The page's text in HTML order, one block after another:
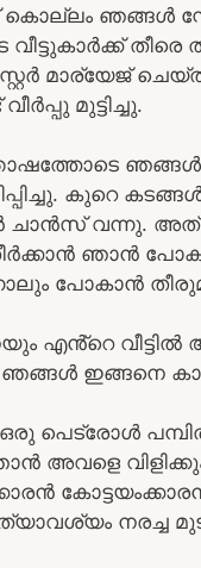
കൊല്ലം ഞങ്ങൾ
മാര്യേജ്
മുട്ടിച്ചു.
ഞങ്ങൾ
കുറെ
വന്നു.
ഞാൻ
പോകാൻ
എൻ്റെ
ഇങ്ങനെ
പെട്രോൾ
അവളെ
നരച്ച